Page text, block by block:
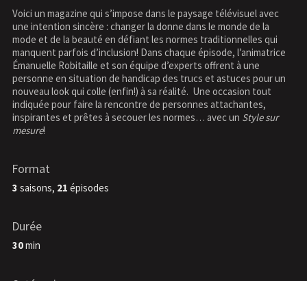
Voici un magazine qui s’impose dans le paysage télévisuel avec
une intention sincère : changer la donne dans le monde de la
mode et de la beauté en défiant les normes traditionnelles qui
manquent parfois d’inclusion! Dans chaque épisode, l’animatrice
Émanuelle Robitaille et son équipe d’experts offrent à une
personne en situation de handicap des trucs et astuces pour un
nouveau look qui colle (enfin!) à sa réalité. Une occasion tout
indiquée pour faire la rencontre de personnes attachantes,
inspirantes et prêtes à secouer les normes… avec un Style sur
mesure!
Format
3 saisons, 21 épisodes
Durée
30min